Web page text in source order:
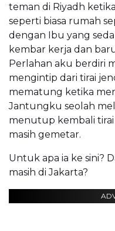
teman di Riyadh
seperti biasa rumah
dengan Ibu yang
kembar kerja dan
Perlahan aku berdiri
mengintip dari tirai
mematung ketika
Jantungku seolah
menutup kembali
masih gemetar.
Untuk apa ia ke sini?
masih di Jakarta?